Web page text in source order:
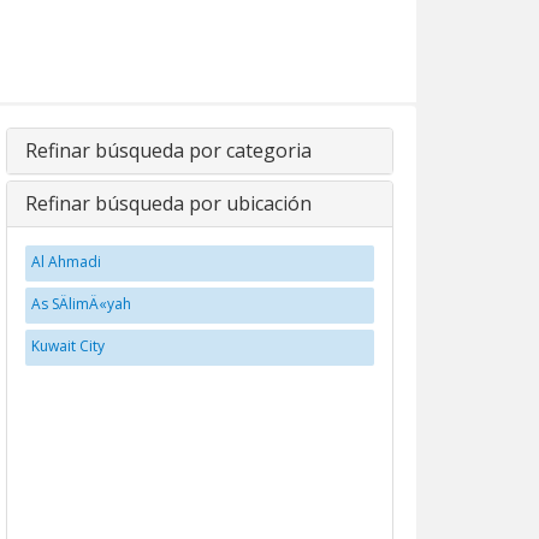
Refinar búsqueda por categoria
Refinar búsqueda por ubicación
Al Ahmadi
As SÄlimÄ«yah
Kuwait City